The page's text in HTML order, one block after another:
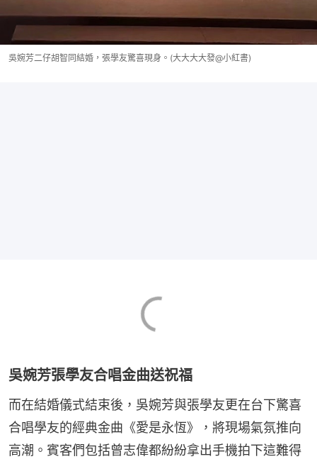
吳婉芳二仔胡智同結婚，張學友驚喜現身。(大大大大發@小紅書)
吳婉芳張學友合唱金曲送祝福
而在結婚儀式結束後，吳婉芳與張學友更在台下驚喜
合唱學友的經典金曲《愛是永恆》，將現場氣氛推向
高潮。賓客們包括曾志偉都紛紛拿出手機拍下這難得